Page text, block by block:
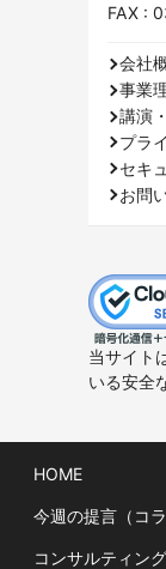
FAX :
会社
事業
講演
プラ
セキ
お問
当サイト
いる安全
HOME
今週の提言（コラ
コンサルティン